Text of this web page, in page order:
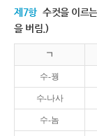
제7항 수컷을 이르
을 버림.)
ㄱ
수-꿩
수-나사
수-놈